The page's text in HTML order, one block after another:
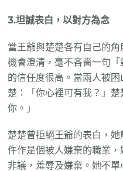
3.坦誠表白，以對方為念
當王爺與楚楚各有自己的
機會澄清，毫不吝嗇一句
的信任度很高。當兩人被
楚：「你心裡可有我？」
你。」
楚楚曾拒絕王爺的表白，
仵作是個被人嫌棄的職業
非議，羞辱及嫌棄。她不